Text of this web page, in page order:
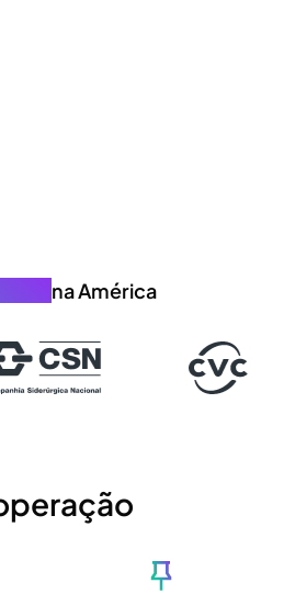
na América